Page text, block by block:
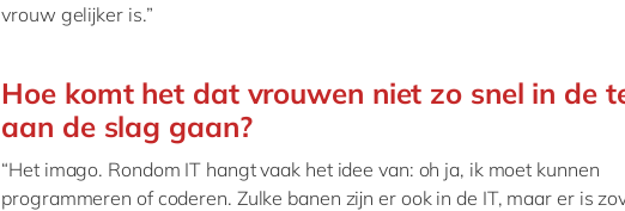
vrouw gelijker is.”
Hoe komt het dat vrouwen niet zo snel in de
aan de slag gaan?
“Het imago. Rondom IT hangt vaak het idee van: oh ja, ik moet kunnen
programmeren of coderen. Zulke banen zijn er ook in de IT, maar er is